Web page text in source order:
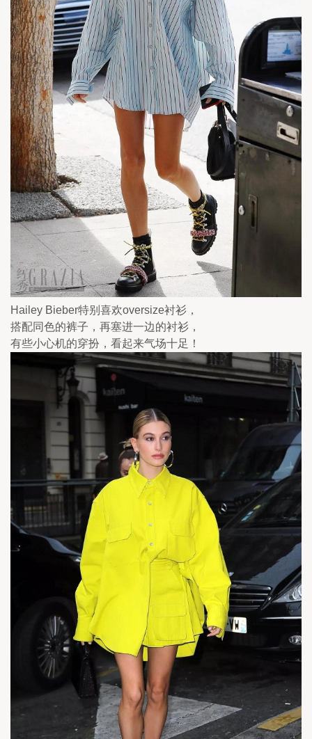
Hailey Bieber特别喜欢oversize衬衫，
搭配同色的裤子，再塞进一边的衬衫，
有些小心机的穿扮，看起来气场十足！